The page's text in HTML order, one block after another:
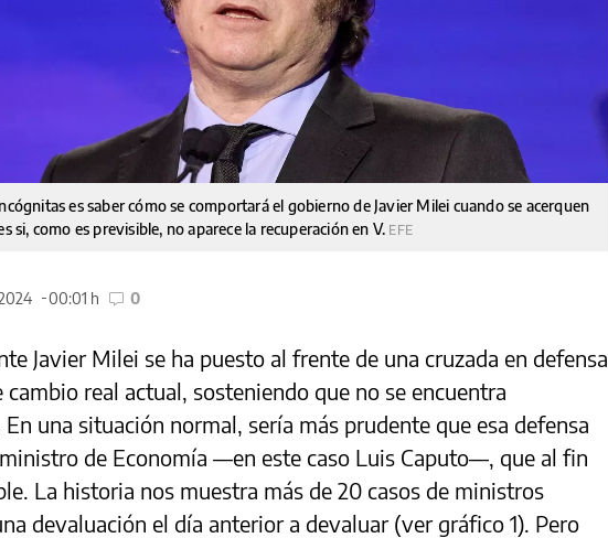
es saber cómo se comportará el gobierno de Javier Milei cuando se acerquen
si, como es previsible, no aparece la recuperación en V. EFE
00:01 h 0
Javier Milei se ha puesto al frente de una cruzada en defensa
cambio real actual, sosteniendo que no se encuentra
En una situación normal, sería más prudente que esa defensa
de Economía —en este caso Luis Caputo—, que al fin
La historia nos muestra más de 20 casos de ministros
devaluación el día anterior a devaluar (ver gráfico 1). Pero